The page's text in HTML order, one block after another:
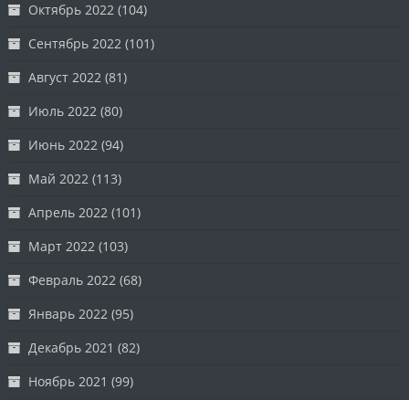
Октябрь 2022 (104)
Сентябрь 2022 (101)
Август 2022 (81)
Июль 2022 (80)
Июнь 2022 (94)
Май 2022 (113)
Апрель 2022 (101)
Март 2022 (103)
Февраль 2022 (68)
Январь 2022 (95)
Декабрь 2021 (82)
Ноябрь 2021 (99)